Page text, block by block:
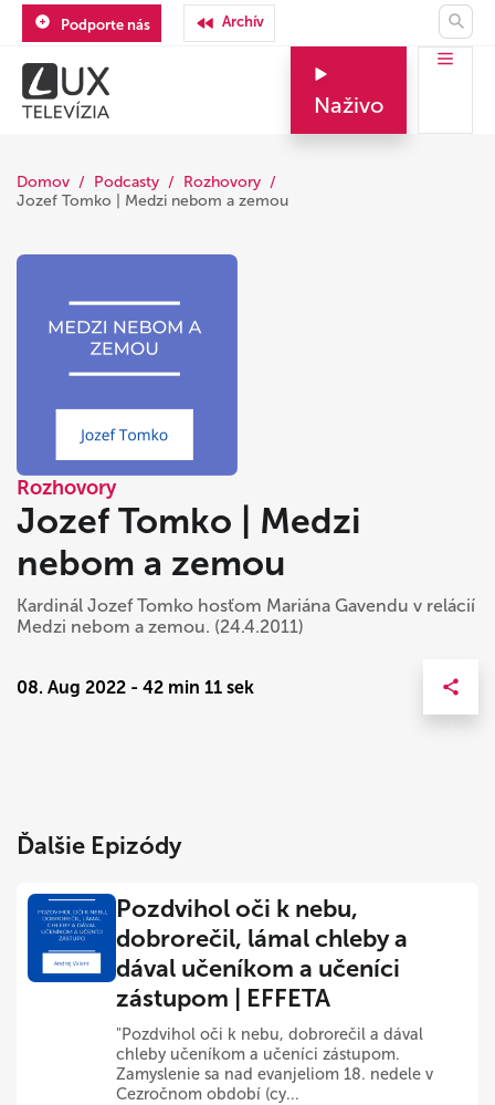
Podporte nás Archív
Naživo
Domov Podcasty
Rozhovory
Jozef Tomko | Medzi nebom a zemou
Rozhovory
Jozef Tomko | Medzi
nebom a zemou
Kardinál Jozef Tomko hosťom Mariána Gavendu v relácií
Medzi nebom a zemou. (24.4.2011)
08. Aug 2022 - 42 min 11 sek
Ďalšie Epizódy
Pozdvihol oči k nebu,
dobrorečil, lámal chleby a
dával učeníkom a učeníci
zástupom | EFFETA
"Pozdvihol oči k nebu, dobrorečil a dával
chleby učeníkom a učeníci zástupom.
Zamyslenie sa nad evanjeliom 18. nedele v
Cezročnom období (cy...